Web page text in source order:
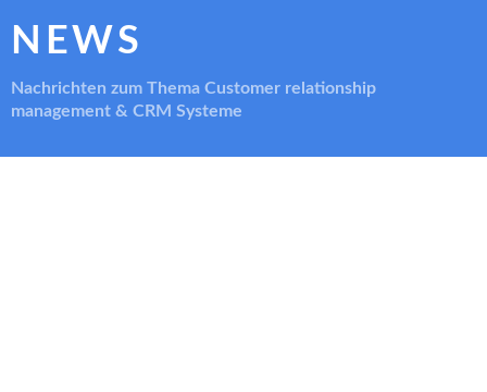
NEWS
Nachrichten zum Thema Customer relationship
management & CRM Systeme